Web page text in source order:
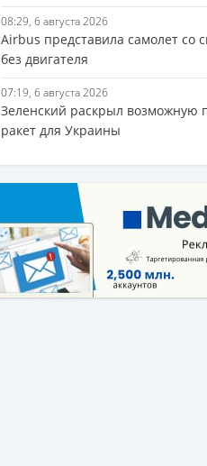
08:29, 6 августа 2026
Airbus представила самолет со
без двигателя
07:19, 6 августа 2026
Зеленский раскрыл возможную
ракет для Украины